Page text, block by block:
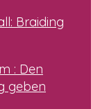
Braiding
: Den
geben